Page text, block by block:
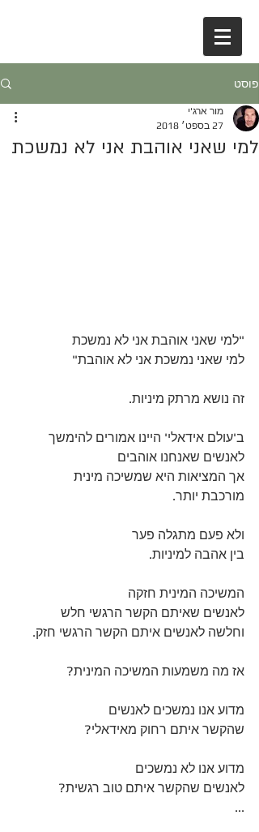
פוסט
למי שאני אוהבת אני לא נמשכת
מור ארג'י
27 בספט׳ 2018
"למי שאני אוהבת אני לא נמשכת
למי שאני נמשכת אני לא אוהבת"
זה נושא מרתק מיניות.
ב'עולם אידאלי' היינו אמורים להימשך
לאנשים שאנחנו אוהבים
אך המציאות היא שמשיכה מינית
מורכבת יותר.
ולא פעם מתגלה פער
בין אהבה למיניות.
המשיכה המינית חזקה
לאנשים שאיתם הקשר הרגשי חלש
וחלשה לאנשים איתם הקשר הרגשי חזק.
אז מה משמעות המשיכה המינית?
מדוע אנו נמשכים לאנשים
שהקשר איתם רחוק מאידאלי?
מדוע אנו לא נמשכים
לאנשים שהקשר איתם טוב רגשית?
...